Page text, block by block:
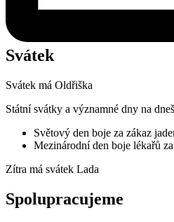
Svátek
Svátek má Oldřiška
Státní svátky a významné dny na
Světový den boje za zákaz
Mezinárodní den boje lékařů
Zítra má svátek Lada
Spolupracujeme